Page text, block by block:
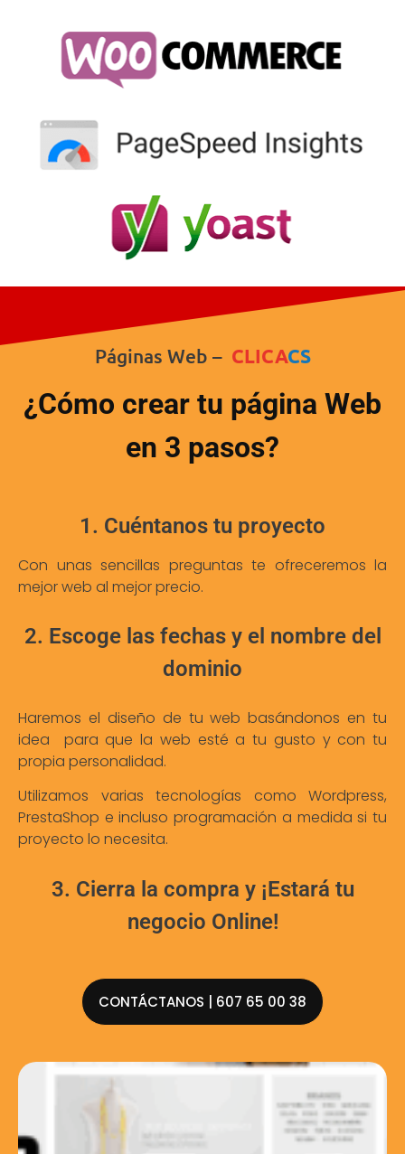
Páginas Web – CLICACS
¿Cómo crear tu página Web
en 3 pasos?
1. Cuéntanos tu proyecto
Con unas sencillas preguntas te ofreceremos la
mejor web al mejor precio.
2. Escoge las fechas y el nombre del
dominio
Haremos el diseño de tu web basándonos en tu
idea para que la web esté a tu gusto y con tu
propia personalidad.
Utilizamos varias tecnologías como Wordpress,
PrestaShop e incluso programación a medida si tu
proyecto lo necesita.
3. Cierra la compra y ¡Estará tu
negocio Online!
CONTÁCTANOS | 607 65 00 38